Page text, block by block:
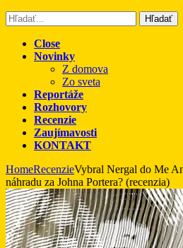
Hľadať
Close
Novinky
Z domova
Zo sveta
Reportáže
Rozhovory
Recenzie
Zaujímavosti
KONTAKT
HomeRecenzieVybral Nergal do Me
náhradu za Johna Portera? (recenzia)